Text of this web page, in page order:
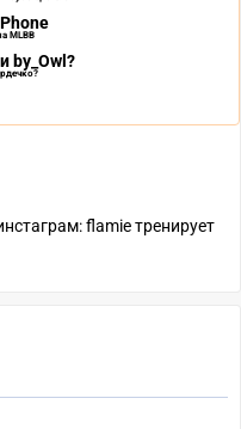
MLBB
by_Owl?
flamie тренирует